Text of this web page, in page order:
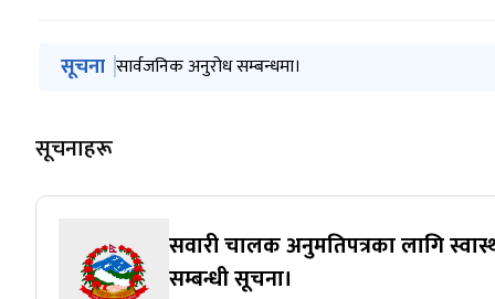
मुख्य नेभिगेसनमा जानुहोस्
सूचना सवारी चालक अनुमतिपत्रका लागि स्वास्थ्य परीक्षण गर्ने गराउने
सार्वजनिक अनुरोध सम्बन्धमा।
सार्वजनिक अनुरोध सम्बन्धमा
सेवा प्रवाह स्थगन सम्बन्धी सूचना
प्रेस विज्ञप्ति
सूचनाहरू
सवारी चालक अनुमतिपत्रका लागि
सम्बन्धी सूचना।